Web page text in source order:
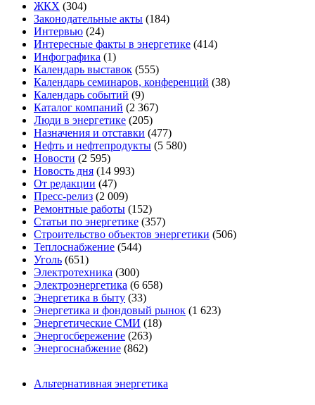
ЖКХ (304)
Законодательные акты (184)
Интервью (24)
Интересные факты в энергетике (414)
Инфографика (1)
Календарь выставок (555)
Календарь семинаров, конференций (38)
Календарь событий (9)
Каталог компаний (2 367)
Люди в энергетике (205)
Назначения и отставки (477)
Нефть и нефтепродукты (5 580)
Новости (2 595)
Новость дня (14 993)
От редакции (47)
Пресс-релиз (2 009)
Ремонтные работы (152)
Статьи по энергетике (357)
Строительство объектов энергетики (506)
Теплоснабжение (544)
Уголь (651)
Электротехника (300)
Электроэнергетика (6 658)
Энергетика в быту (33)
Энергетика и фондовый рынок (1 623)
Энергетические СМИ (18)
Энергосбережение (263)
Энергоснабжение (862)
Альтернативная энергетика